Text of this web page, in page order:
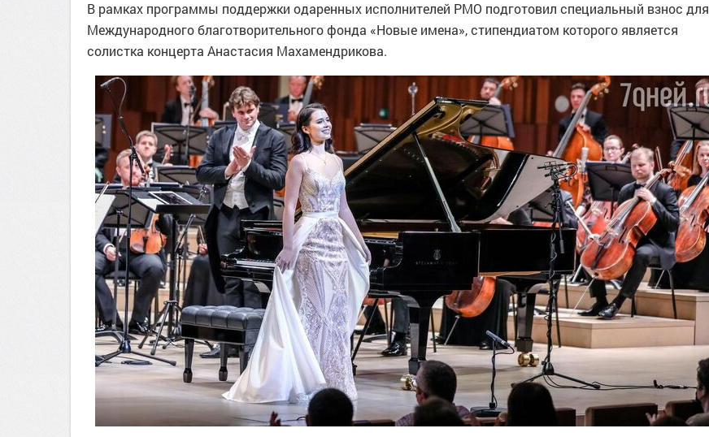
В рамках программы поддержки одаренных исполнителей РМО подготовил специальный взнос для
Международного благотворительного фонда «Новые имена», стипендиатом которого является
солистка концерта Анастасия Махамендрикова.